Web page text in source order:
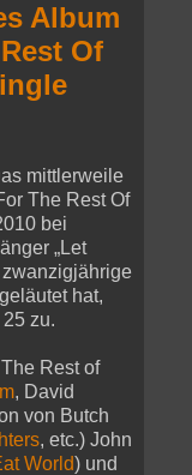
Album
Of
mittlerweile
The Rest Of
bei
„Let
zwanzigjährige
hat,
zu.
Rest of
, David
von Butch
, etc.) John
World) und